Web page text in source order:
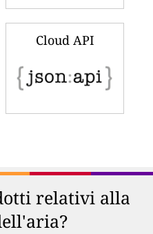
Cloud API
relativi alla